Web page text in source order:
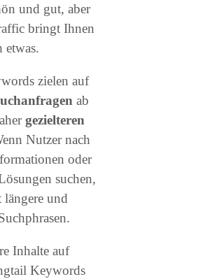
und gut, aber
bringt Ihnen
etwas.
zielen auf
ab
gezielteren
Nutzer nach
oder
suchen,
längere und
Inhalte auf
Keywords